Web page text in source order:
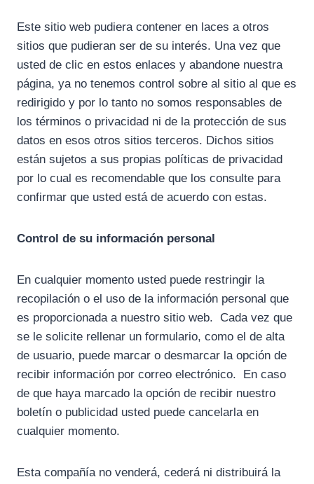
Este sitio web pudiera contener en laces a otros
sitios que pudieran ser de su interés. Una vez que
usted de clic en estos enlaces y abandone nuestra
página, ya no tenemos control sobre al sitio al que es
redirigido y por lo tanto no somos responsables de
los términos o privacidad ni de la protección de sus
datos en esos otros sitios terceros. Dichos sitios
están sujetos a sus propias políticas de privacidad
por lo cual es recomendable que los consulte para
confirmar que usted está de acuerdo con estas.
Control de su información personal
En cualquier momento usted puede restringir la
recopilación o el uso de la información personal que
es proporcionada a nuestro sitio web. Cada vez que
se le solicite rellenar un formulario, como el de alta
de usuario, puede marcar o desmarcar la opción de
recibir información por correo electrónico. En caso
de que haya marcado la opción de recibir nuestro
boletín o publicidad usted puede cancelarla en
cualquier momento.
Esta compañía no venderá, cederá ni distribuirá la